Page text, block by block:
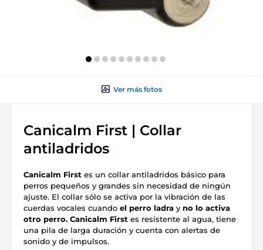
Ver más fotos
Canicalm First | Collar
antiladridos
Canicalm First es un collar antiladridos básico para
perros pequeños y grandes sin necesidad de ningún
ajuste. El collar sólo se activa por la vibración de las
cuerdas vocales cuando el perro ladra y no lo activa
otro perro. Canicalm First es resistente al agua, tiene
una pila de larga duración y cuenta con alertas de
sonido y de impulsos.